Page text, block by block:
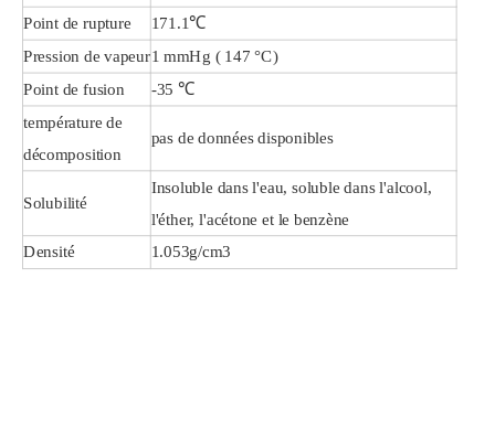
Point de rupture
171.1℃
Pression de vapeur1 mmHg ( 147 °C)
Point de fusion
-35 ℃
température de
décomposition
pas de données disponibles
Solubilité
Insoluble dans l'eau, soluble dans l'alcool,
l'éther, l'acétone et le benzène
Densité
1.053g/cm3